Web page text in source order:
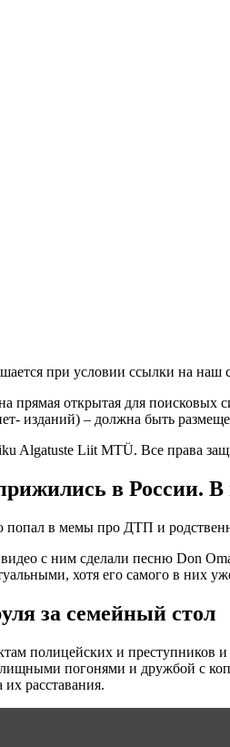
при условии ссылки на наш
прямая открытая для
изданий) – должна быть
Liit MTÜ. Все права
в России. В
с ним сделали песню Don
хотя его самого в них
за семейный стол
полицейских и преступников
погонями и дружбой с
расставания.